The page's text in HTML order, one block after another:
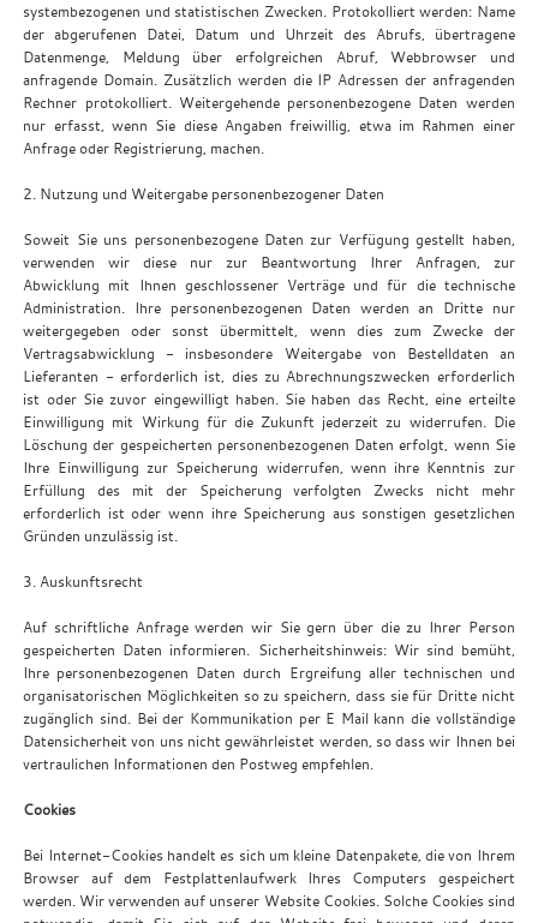
systembezogenen und statistischen Zwecken. Protokolliert werden: Name
der abgerufenen Datei, Datum und Uhrzeit des Abrufs, übertragene
Datenmenge, Meldung über erfolgreichen Abruf, Webbrowser und
anfragende Domain. Zusätzlich werden die IP Adressen der anfragenden
Rechner protokolliert. Weitergehende personenbezogene Daten werden
nur erfasst, wenn Sie diese Angaben freiwillig, etwa im Rahmen einer
Anfrage oder Registrierung, machen.
2. Nutzung und Weitergabe personenbezogener Daten
Soweit Sie uns personenbezogene Daten zur Verfügung gestellt haben,
verwenden wir diese nur zur Beantwortung Ihrer Anfragen, zur
Abwicklung mit Ihnen geschlossener Verträge und für die technische
Administration. Ihre personenbezogenen Daten werden an Dritte nur
weitergegeben oder sonst übermittelt, wenn dies zum Zwecke der
Vertragsabwicklung - insbesondere Weitergabe von Bestelldaten an
Lieferanten - erforderlich ist, dies zu Abrechnungszwecken erforderlich
ist oder Sie zuvor eingewilligt haben. Sie haben das Recht, eine erteilte
Einwilligung mit Wirkung für die Zukunft jederzeit zu widerrufen. Die
Löschung der gespeicherten personenbezogenen Daten erfolgt, wenn Sie
Ihre Einwilligung zur Speicherung widerrufen, wenn ihre Kenntnis zur
Erfüllung des mit der Speicherung verfolgten Zwecks nicht mehr
erforderlich ist oder wenn ihre Speicherung aus sonstigen gesetzlichen
Gründen unzulässig ist.
3. Auskunftsrecht
Auf schriftliche Anfrage werden wir Sie gern über die zu Ihrer Person
gespeicherten Daten informieren. Sicherheitshinweis: Wir sind bemüht,
Ihre personenbezogenen Daten durch Ergreifung aller technischen und
organisatorischen Möglichkeiten so zu speichern, dass sie für Dritte nicht
zugänglich sind. Bei der Kommunikation per E Mail kann die vollständige
Datensicherheit von uns nicht gewährleistet werden, so dass wir Ihnen bei
vertraulichen Informationen den Postweg empfehlen.
Cookies
Bei Internet-Cookies handelt es sich um kleine Datenpakete, die von Ihrem
Browser auf dem Festplattenlaufwerk Ihres Computers gespeichert
werden. Wir verwenden auf unserer Website Cookies. Solche Cookies sind